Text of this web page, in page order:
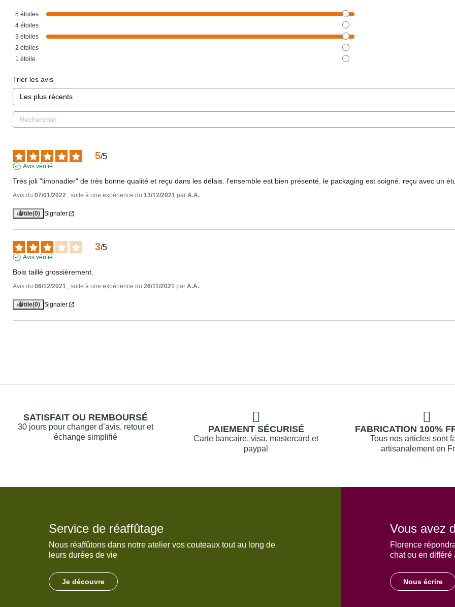
5 étoiles
4 étoiles
3 étoiles
2 étoiles
1 étoile
Trier les avis
5/5
Avis vérifié
Très joli "limonadier" de très bonne qualité et reçu dans les délais. l'ensemble est bien présenté, le packaging est soigné. reçu avec un
Avis du 07/01/2022 , suite à une expérience du 13/12/2021 par A.A.
Utile(0) Signaler
3/5
Avis vérifié
Bois taillé grossièrement.
Avis du 06/12/2021 , suite à une expérience du 26/11/2021 par A.A.
Utile(0) Signaler
SATISFAIT OU REMBOURSÉ
30 jours pour changer d’avis, retour et
échange simplifié
PAIEMENT SÉCURISÉ
Carte bancaire, visa, mastercard et
paypal
FABRICATION 100%
Tous nos articles sont
artisanalement en
Service de réaffûtage
Nous réaffûtons dans notre atelier vos couteaux tout au long de
leurs durées de vie
Je découvre
Vous avez
Florence
chat ou en différé
Nous écrire